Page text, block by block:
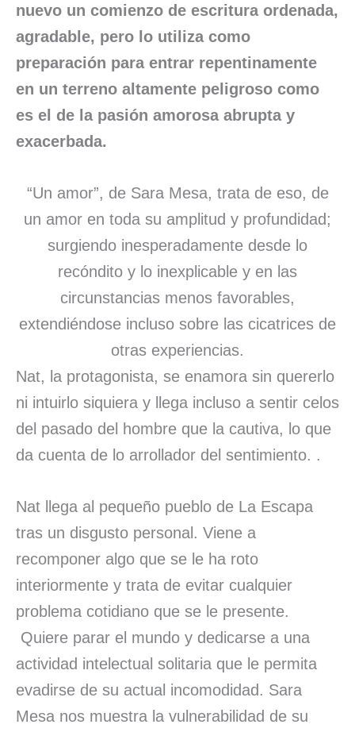
nuevo un comienzo de escritura ordenada,
agradable, pero lo utiliza como
preparación para entrar repentinamente
en un terreno altamente peligroso como
es el de la pasión amorosa abrupta y
exacerbada.
“Un amor”, de Sara Mesa, trata de eso, de
un amor en toda su amplitud y profundidad;
surgiendo inesperadamente desde lo
recóndito y lo inexplicable y en las
circunstancias menos favorables,
extendiéndose incluso sobre las cicatrices de
otras experiencias.
Nat, la protagonista, se enamora sin quererlo
ni intuirlo siquiera y llega incluso a sentir celos
del pasado del hombre que la cautiva, lo que
da cuenta de lo arrollador del sentimiento. .
Nat llega al pequeño pueblo de La Escapa
tras un disgusto personal. Viene a
recomponer algo que se le ha roto
interiormente y trata de evitar cualquier
problema cotidiano que se le presente.
Quiere parar el mundo y dedicarse a una
actividad intelectual solitaria que le permita
evadirse de su actual incomodidad. Sara
Mesa nos muestra la vulnerabilidad de su